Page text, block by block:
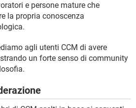
e persone mature che
la propria conoscenza
agli utenti CCM di avere
un forte senso di community